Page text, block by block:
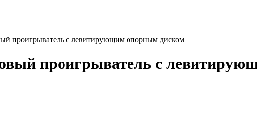
проигрыватель с левитирующим опорным диском
проигрыватель с